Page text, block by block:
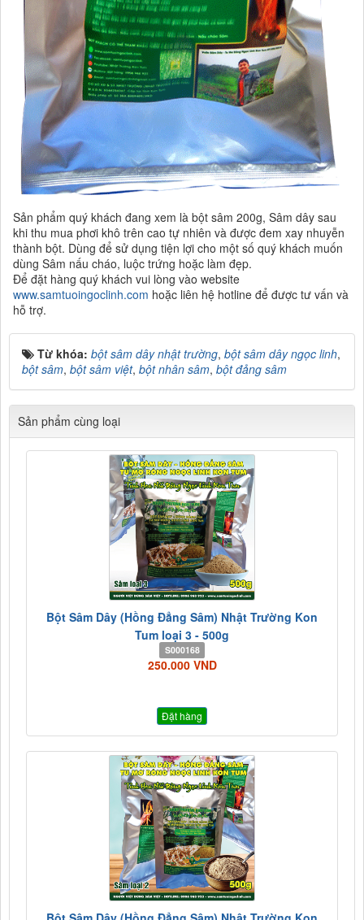
Sản phẩm quý khách đang xem là bột sâm 200g, Sâm dây sau
khi thu mua phơi khô trên cao tự nhiên và được đem xay nhuyễn
thành bột. Dùng để sử dụng tiện lợi cho một số quý khách muốn
dùng Sâm nấu cháo, luộc trứng hoặc làm đẹp.
Để đặt hàng quý khách vui lòng vào website
www.samtuoingoclinh.com hoặc liên hệ hotline để được tư vấn và
hỗ trợ.
Từ khóa: bột sâm dây nhật trường, bột sâm dây ngọc linh,
bột sâm, bột sâm việt, bột nhân sâm, bột đảng sâm
Sản phẩm cùng loại
Bột Sâm Dây (Hồng Đẳng Sâm) Nhật Trường Kon
Tum loại 3 - 500g
S000168
250.000 VND
Đặt hàng